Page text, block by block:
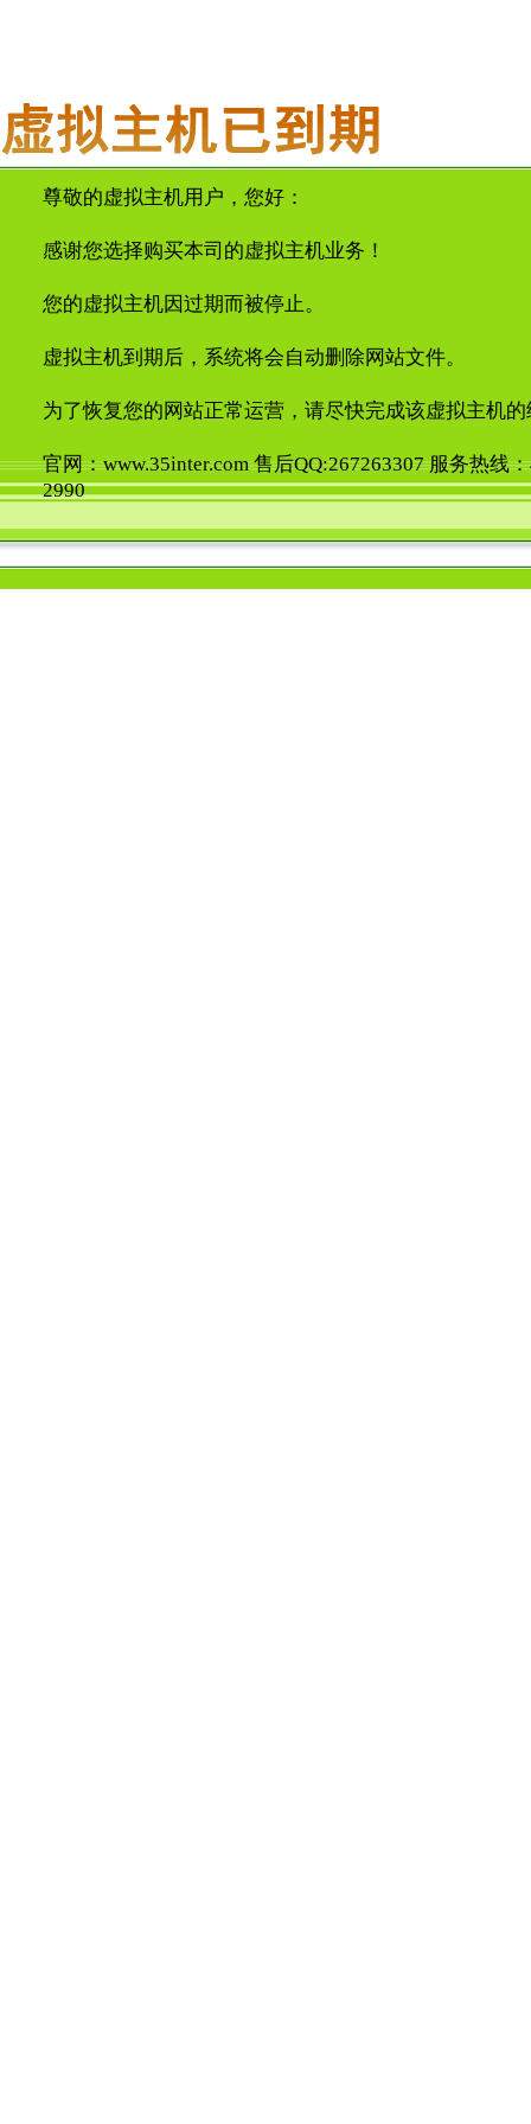
尊敬的虚拟主机用户，您好：
感谢您选择购买本司的虚拟主机业务！
您的虚拟主机因过期而被停止。
虚拟主机到期后，系统将会自动删除网站文件。
为了恢复您的网站正常运营，请尽快完成该虚拟主机
官网：www.35inter.com 售后QQ:267263307 服务热线
2990